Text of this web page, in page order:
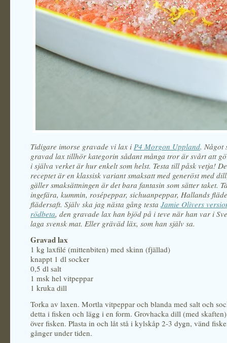
Tidigare imorse gravade vi lax i P4 Morgon Uppland. Något
gravad lax tillhör kategorin sådant många tror är svårt att
i själva verket är hur enkelt som helst. Testa till påsk vetja!
receptet är en klassisk variant smaksatt med generöst med
gäller smaksättningen är det bara fantasin som sätter taket.
ingefära, kummin, rosépeppar, sichuanpeppar, Hallands
flädersaft. Själv ska jag nästa gång testa Jamie Olivers
rödbeta, den gravade lax han bjöd på i teve när han var i
laga svensk mat. Eller gräväd läx, som han själv sa.
Gravad lax
1 kg laxfilé (mittenbiten) med skinn (fjällad)
knappt 1 dl socker
0,5 dl salt
1 msk hel vitpeppar
1 kruka dill
Torka av laxen. Mortla vitpeppar och blanda med salt och
detta i fisken och lägg i en form. Grovhacka dill (med
över fisken. Plasta in och låt stå i kylskåp 2-3 dygn, vänd
gånger under tiden.